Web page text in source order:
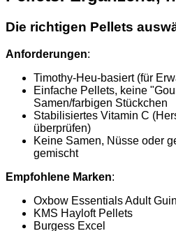
Die richtigen Pellets
Anforderungen:
Timothy-Heu-basiert (für
Einfache Pellets, keine
Samen/farbigen Stückchen
Stabilisiertes Vitamin C
überprüfen)
Keine Samen, Nüsse oder
gemischt
Empfohlene Marken:
Oxbow Essentials Adult
KMS Hayloft Pellets
Burgess Excel